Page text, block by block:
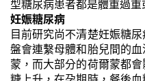
型糖尿病患者都是體重過重
妊娠糖尿病
目前研究尚不清楚妊娠糖
盤會連繫母體和胎兒間的
蒙，而大部分的荷爾蒙都